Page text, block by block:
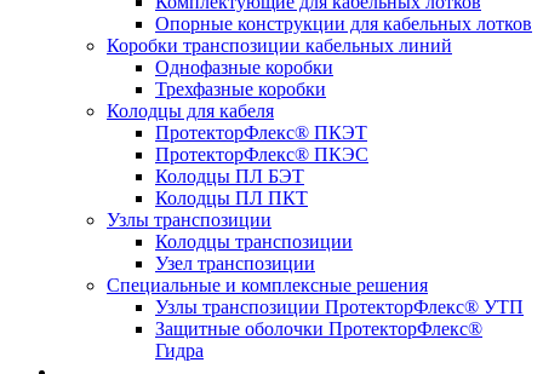
Опорные конструкции для кабельных лотков
Коробки транспозиции кабельных линий
Однофазные коробки
Трехфазные коробки
Колодцы для кабеля
ПротекторФлекс® ПКЭТ
ПротекторФлекс® ПКЭС
Колодцы ПЛ БЭТ
Колодцы ПЛ ПКТ
Узлы транспозиции
Колодцы транспозиции
Узел транспозиции
Специальные и комплексные решения
Узлы транспозиции ПротекторФлекс® УТП
Защитные оболочки ПротекторФлекс®
Гидра